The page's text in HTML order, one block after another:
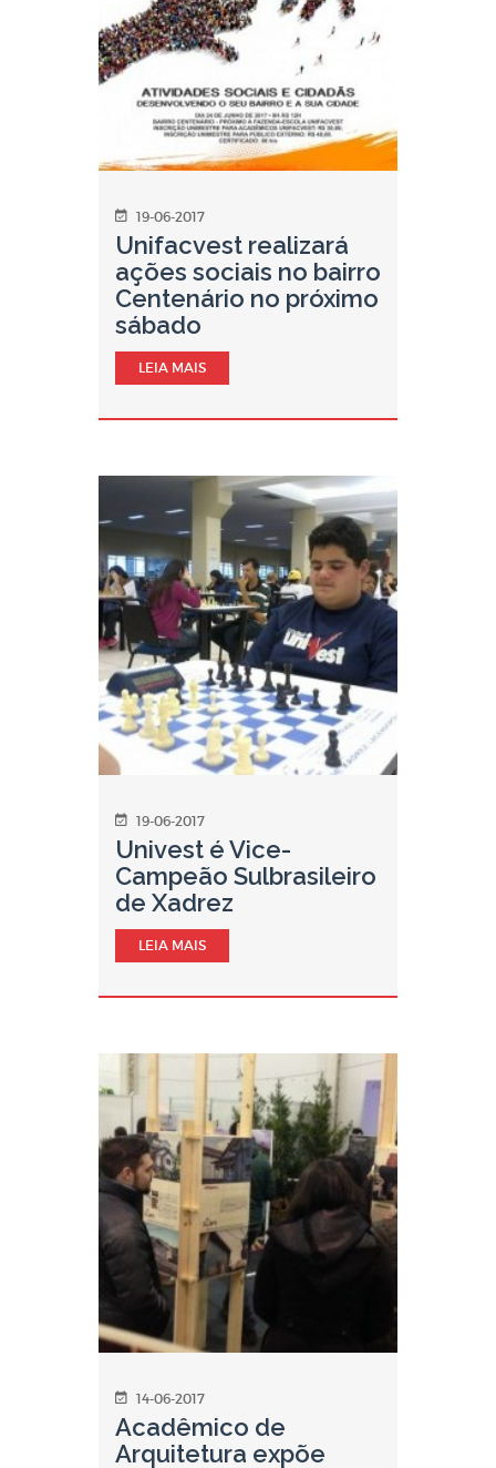
19-06-2017
Unifacvest realizará
ações sociais no bairro
Centenário no próximo
sábado
LEIA MAIS
19-06-2017
Univest é Vice-
Campeão Sulbrasileiro
de Xadrez
LEIA MAIS
14-06-2017
Acadêmico de
Arquitetura expõe